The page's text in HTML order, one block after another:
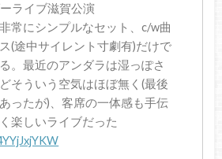
ライブ滋賀公演
常にシンプルなセット、c/w曲
(途中サイレント寸劇有)だけで
。最近のアンダラは湿っぽさ
そういう空気はほぼ無く(最後
ったが)、客席の一体感も手伝
楽しいライブだった